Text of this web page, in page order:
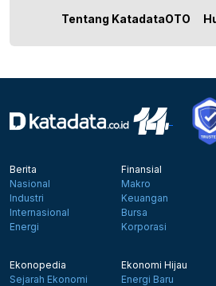
Tentang KatadataOTO
Berita
Nasional
Industri
Internasional
Energi
Finansial
Makro
Keuangan
Bursa
Korporasi
Ekonopedia
Sejarah Ekonomi
Ekonomi Hijau
Energi Baru